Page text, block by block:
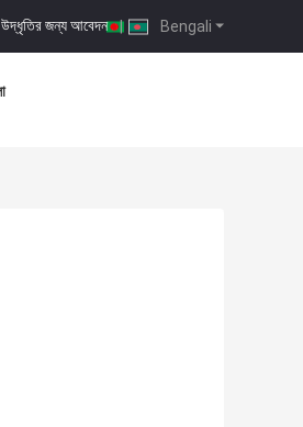
Bengali
উদ্ধৃতির জন্য আবেদন |